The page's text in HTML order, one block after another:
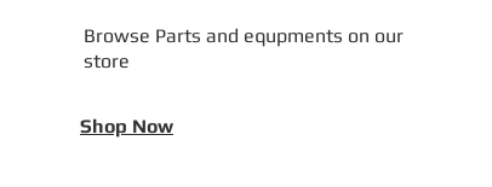
Browse Parts and equpments on our
store
Shop Now